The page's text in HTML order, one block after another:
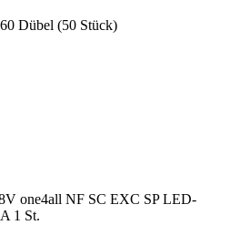
Dübel (50 Stück)
one4all NF SC EXC SP LED-
1 St.